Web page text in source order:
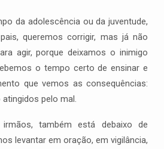
da adolescência ou da juventude,
queremos corrigir, mas já não
agir, porque deixamos o inimigo
o tempo certo de ensinar e
que vemos as consequências:
pelo mal.
também está debaixo de
levantar em oração, em vigilância,